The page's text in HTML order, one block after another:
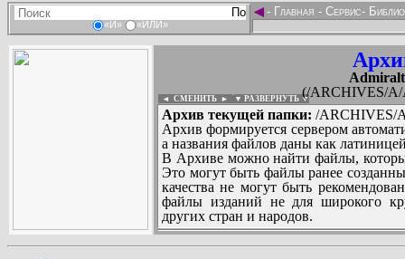
«И» «ИЛИ»
◄- Главная - Сервис-
(/ARCHIVES/A/
◄ СМЕНИТЬ ► ▼ РАЗВЕРНУТЬ ▼
Архив текущей папки: /ARCHIVES/
Архив формируется сервером
а названия файлов даны как
В Архиве можно найти файлы,
Это могут быть файлы ранее
качества не могут быть
файлы изданий не для широкого
других стран и народов.